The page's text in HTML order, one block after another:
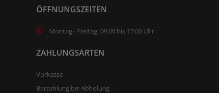
ÖFFNUNGSZEITEN
Montag - Freitag: 09:00 bis 17:00 Uhr
ZAHLUNGSARTEN
Vorkasse
Barzahlung bei Abholung